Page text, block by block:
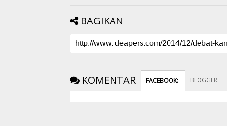
BAGIKAN
KOMENTAR FACEBOOK: BLOGGER